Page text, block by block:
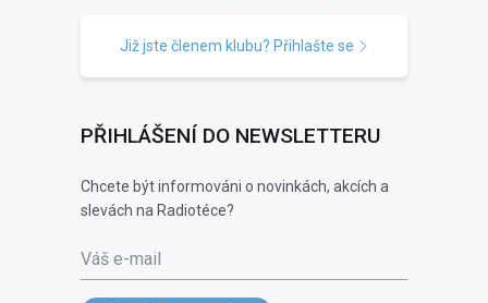
Již jste členem klubu? Přihlašte se
PŘIHLÁŠENÍ DO NEWSLETTERU
Chcete být informováni o novinkách, akcích a
slevách na Radiotéce?
Váš e-mail